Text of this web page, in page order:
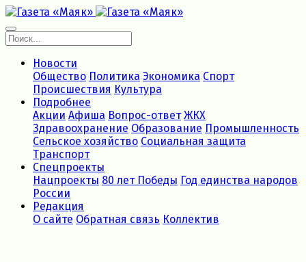
Новости
Общество Политика Экономика Спорт
Происшествия Культура
Подробнее
Акции Афиша Вопрос-ответ ЖКХ
Здравоохранение Образование Промышленность
Сельское хозяйство Социальная защита
Транспорт
Спецпроекты
Нацпроекты 80 лет Победы Год единства народов
России
Редакция
О сайте Обратная связь Коллектив